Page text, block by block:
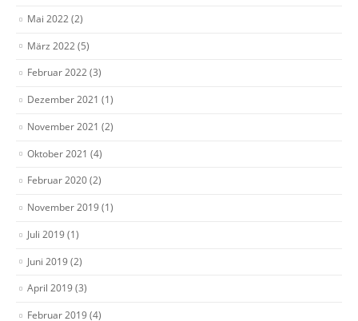
Mai 2022(2)
März 2022(5)
Februar 2022(3)
Dezember 2021 (1)
November 2021 (2)
Oktober 2021 (4)
Februar 2020(2)
November 2019(1)
Juli 2019(1)
Juni 2019(2)
April 2019(3)
Februar 2019(4)